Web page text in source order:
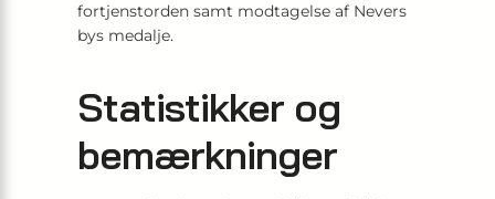
fortjenstorden samt modtagelse af Nevers
bys medalje.
Statistikker og
bemærkninger